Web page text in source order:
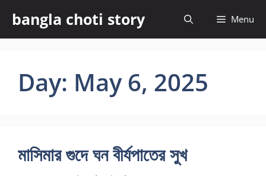
content
bangla choti story Menu
Day: May 6, 2025
মাসিমার গুদে ঘন বীর্যপাতের সুখ